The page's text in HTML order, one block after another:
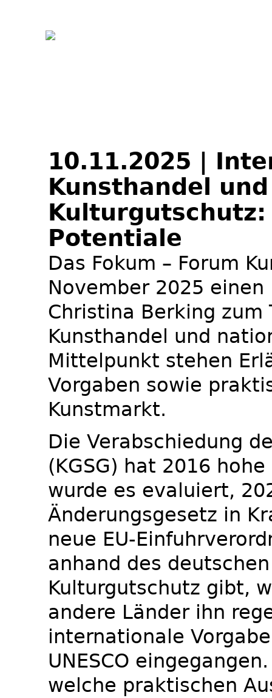
10.11.2025 |
Kunsthandel
Potentiale
Das Fokum – Forum
November 2025 einen
Christina Berking
Kunsthandel und
Mittelpunkt stehen
Vorgaben sowie
Kunstmarkt.
Die Verabschiedung
(KGSG) hat 2016
wurde es evaluiert,
Änderungsgesetz in
neue EU-
anhand des
Kulturgutschutz gibt,
andere Länder ihn
internationale
UNESCO
welche praktischen